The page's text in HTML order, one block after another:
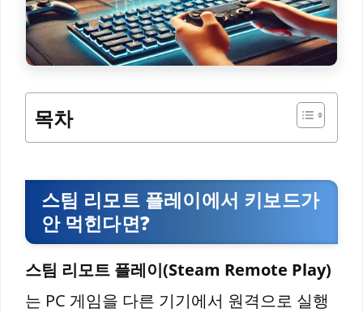
목차
스팀 리모트 플레이에서 키보드가
안 먹힌다면?
스팀 리모트 플레이(Steam Remote Play)
는 PC 게임을 다른 기기에서 원격으로 실행